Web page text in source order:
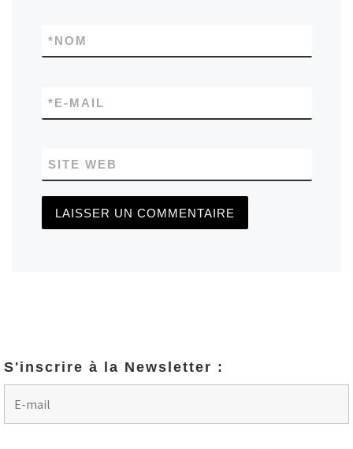
NOM
*
E-MAIL
*
SITE WEB
S'inscrire à la Newsletter :